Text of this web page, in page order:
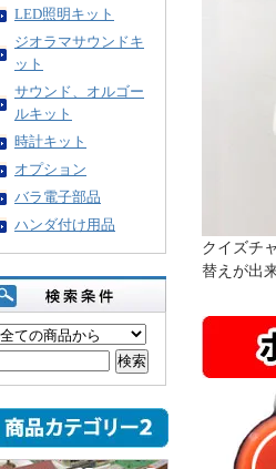
クイズチ
替えが出
LED照明キット
ジオラマサウンドキ
ット
サウンド、オルゴー
ルキット
時計キット
オプション
バラ電子部品
ハンダ付け用品